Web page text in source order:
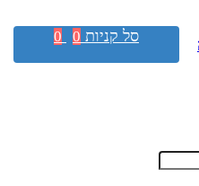
סל קניות 0
0